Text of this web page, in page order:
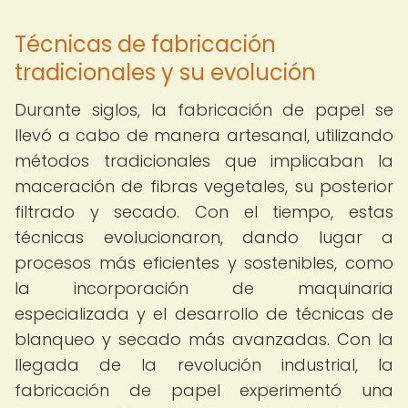
Técnicas de fabricación
tradicionales y su evolución
Durante siglos, la fabricación de papel se
llevó a cabo de manera artesanal, utilizando
métodos tradicionales que implicaban la
maceración de fibras vegetales, su posterior
filtrado y secado. Con el tiempo, estas
técnicas evolucionaron, dando lugar a
procesos más eficientes y sostenibles, como
la incorporación de maquinaria
especializada y el desarrollo de técnicas de
blanqueo y secado más avanzadas. Con la
llegada de la revolución industrial, la
fabricación de papel experimentó una